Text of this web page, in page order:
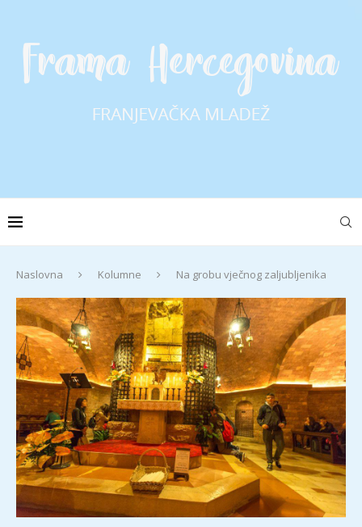
Naslovna Kolumne Na grobu vječnog zaljubljenika